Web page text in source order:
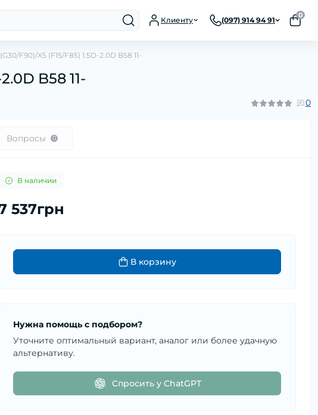
Клиенту (097) 914 94 91
0
F90)/X5 (F15/F85) 1.5D-2.0D B58 11-
B58 11-
0
Вопросы 0
В наличии
537грн
В корзину
Нужна помощь с подбором?
Уточните оптимальный вариант, аналог или более удачную
альтернативу.
Спросить у ChatGPT